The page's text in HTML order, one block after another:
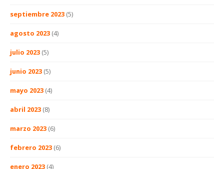
septiembre 2023 (5)
agosto 2023 (4)
julio 2023 (5)
junio 2023 (5)
mayo 2023 (4)
abril 2023 (8)
marzo 2023 (6)
febrero 2023 (6)
enero 2023 (4)